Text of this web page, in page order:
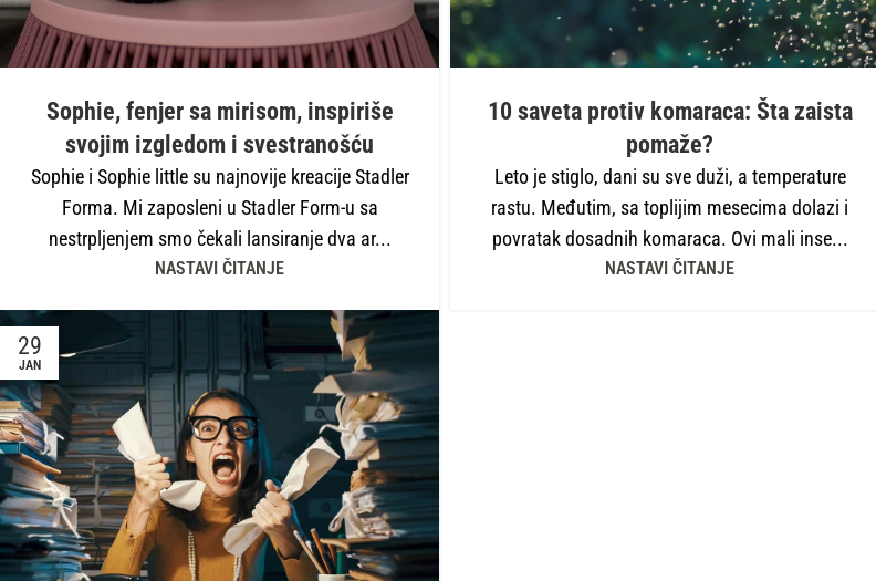
Sophie, fenjer sa mirisom, inspiriše
svojim izgledom i svestranošću
Sophie i Sophie little su najnovije kreacije Stadler
Forma. Mi zaposleni u Stadler Form-u sa
nestrpljenjem smo čekali lansiranje dva ar...
NASTAVI ČITANJE
10 saveta protiv komaraca: Šta zaista
pomaže?
Leto je stiglo, dani su sve duži, a temperature
rastu. Međutim, sa toplijim mesecima dolazi i
povratak dosadnih komaraca. Ovi mali inse...
NASTAVI ČITANJE
29
JAN